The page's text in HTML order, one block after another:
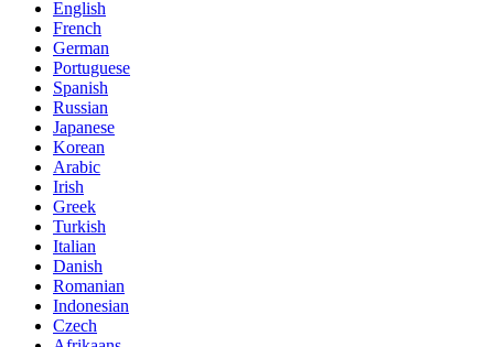
English
French
German
Portuguese
Spanish
Russian
Japanese
Korean
Arabic
Irish
Greek
Turkish
Italian
Danish
Romanian
Indonesian
Czech